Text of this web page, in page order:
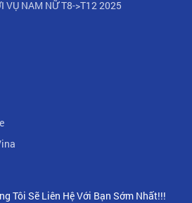
VỤ NAM NỮ T8->T12 2025
Tôi Sẽ Liên Hệ Với Bạn Sớm Nhất!!!